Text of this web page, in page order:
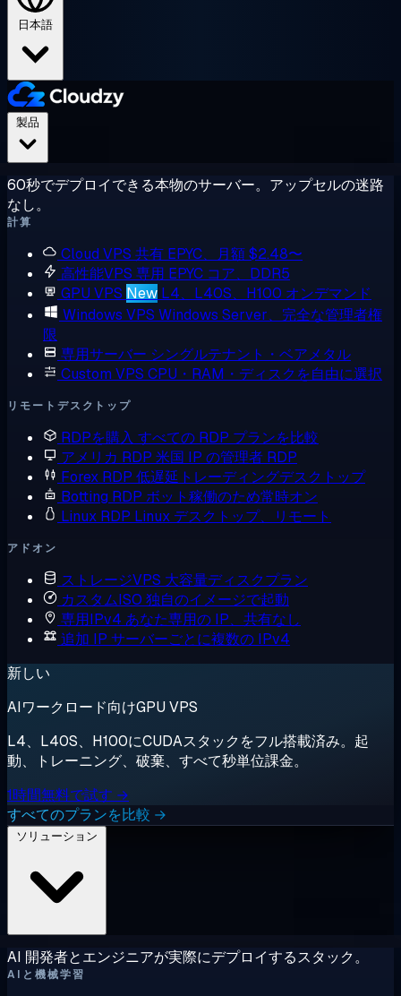
日本語
60秒でデプロイできる本物のサーバー。アップセルの迷路
なし。
計算
Cloud VPS 共有 EPYC、月額 $2.48〜
高性能VPS 専用 EPYC コア、DDR5
GPU VPS New L4、L40S、H100 オンデマンド
Windows VPS Windows Server、完全な管理者権
限
専用サーバー シングルテナント・ベアメタル
Custom VPS CPU・RAM・ディスクを自由に選択
リモートデスクトップ
RDPを購入 すべての RDP プランを比較
アメリカ RDP 米国 IP の管理者 RDP
Forex RDP 低遅延トレーディングデスクトップ
Botting RDP ボット稼働のため常時オン
Linux RDP Linux デスクトップ、リモート
アドオン
ストレージVPS 大容量ディスクプラン
カスタムISO 独自のイメージで起動
専用IPv4 あなた専用の IP、共有なし
追加 IP サーバーごとに複数の IPv4
新しい
AIワークロード向けGPU VPS
L4、L40S、H100にCUDAスタックをフル搭載済み。起
動、トレーニング、破棄、すべて秒単位課金。
1時間無料で試す →
すべてのプランを比較 →
AI 開発者とエンジニアが実際にデプロイするスタック。
AIと機械学習